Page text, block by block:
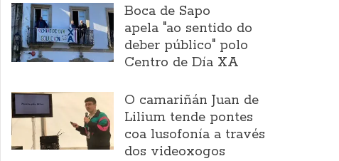
Boca de Sapo
apela "ao sentido do
deber público" polo
Centro de Día XA
O camariñán Juan de
Lilium tende pontes
coa lusofonía a través
dos videoxogos